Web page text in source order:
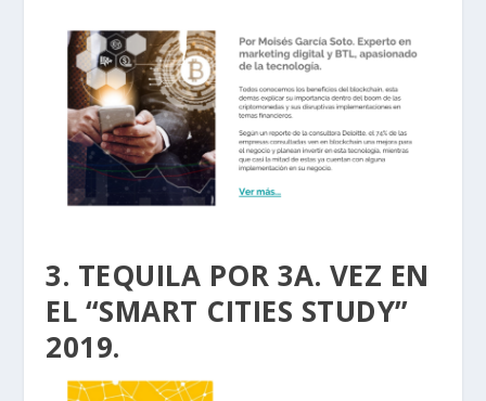
3. TEQUILA POR 3A. VEZ EN
EL “SMART CITIES STUDY”
2019.